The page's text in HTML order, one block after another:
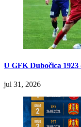
U GFK Dubočica 1923
jul 31, 2026